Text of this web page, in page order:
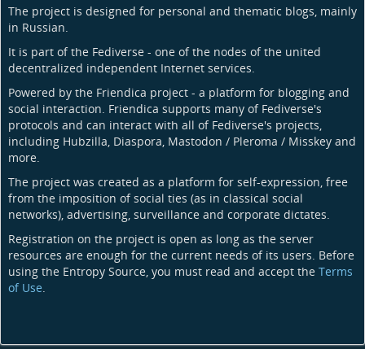
The project is designed for personal and thematic blogs, mainly
in Russian.
It is part of the Fediverse - one of the nodes of the united
decentralized independent Internet services.
Powered by the Friendica project - a platform for blogging and
social interaction. Friendica supports many of Fediverse's
protocols and can interact with all of Fediverse's projects,
including Hubzilla, Diaspora, Mastodon / Pleroma / Misskey and
more.
The project was created as a platform for self-expression, free
from the imposition of social ties (as in classical social
networks), advertising, surveillance and corporate dictates.
Registration on the project is open as long as the server
resources are enough for the current needs of its users. Before
using the Entropy Source, you must read and accept the Terms
of Use.